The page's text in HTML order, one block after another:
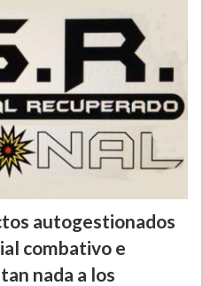
autogestionados
combativo e
nada a los